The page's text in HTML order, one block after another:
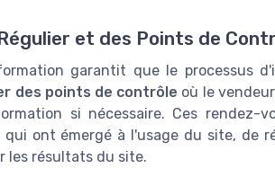
et des Points de
garantit que le processus
des points de contrôle où le
si nécessaire. Ces rendez-
ont émergé à l'usage du site, de
les résultats du site.